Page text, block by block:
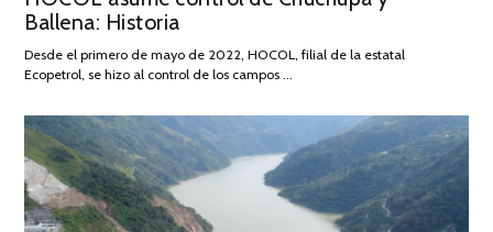
2026
Ballena: Historia
Desde el primero de mayo de 2022, HOCOL, filial de la estatal
Ecopetrol, se hizo al control de los campos …